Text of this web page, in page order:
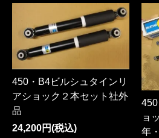
450・B4ビルシュタインリ
アショック２本セット社外
品
24,200円(税込)
ョ
年